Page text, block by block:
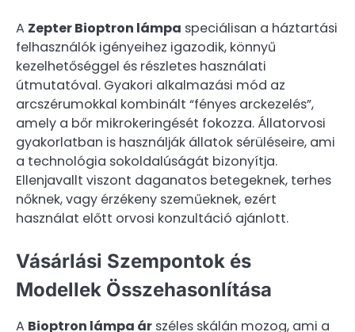
A Zepter Bioptron lámpa speciálisan a háztartási
felhasználók igényeihez igazodik, könnyű
kezelhetőséggel és részletes használati
útmutatóval. Gyakori alkalmazási mód az
arcszérumokkal kombinált “fényes arckezelés”,
amely a bőr mikrokeringését fokozza. Állatorvosi
gyakorlatban is használják állatok sérüléseire, ami
a technológia sokoldalúságát bizonyítja.
Ellenjavallt viszont daganatos betegeknek, terhes
nőknek, vagy érzékeny szeműeknek, ezért
használat előtt orvosi konzultáció ajánlott.
Vásárlási Szempontok és
Modellek Összehasonlítása
A Bioptron lámpa ár széles skálán mozog, ami a